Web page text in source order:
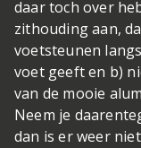
daar toch over
zithouding aan,
voetsteunen
voet geeft en b)
van de mooie
Neem je
dan is er weer